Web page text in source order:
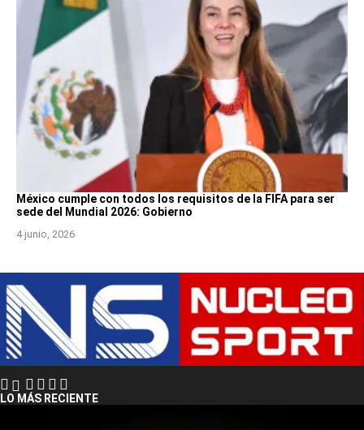
México cumple con todos los requisitos de la FIFA para ser
sede del Mundial 2026: Gobierno
4 junio, 2026
LO MÁS RECIENTE